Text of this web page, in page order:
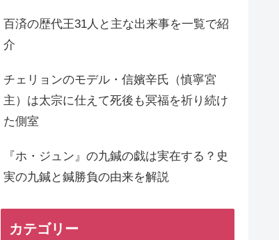
百済の歴代王31人と主な出来事を一覧で紹
介
チェリョンのモデル・信嬪辛氏（慎寧宮
主）は太宗に仕えて死後も冥福を祈り続け
た側室
『ホ・ジュン』の九鍼の戯は実在する？史
実の九鍼と鍼勝負の由来を解説
カテゴリー